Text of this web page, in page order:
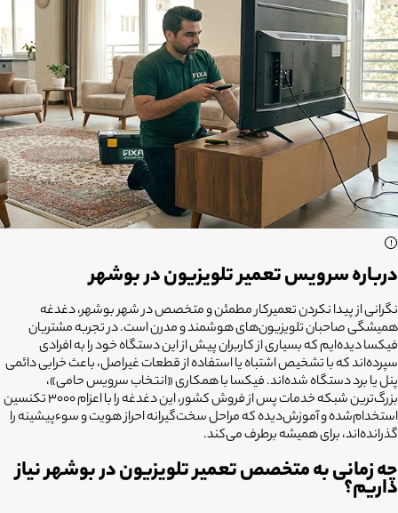
درباره سرویس تعمیر تلویزیون در بوشهر
نگرانی از پیدا نکردن تعمیرکار مطمئن و متخصص در شهر بوشهر، دغدغه
همیشگی صاحبان تلویزیون‌های هوشمند و مدرن است. در تجربه مشتریان
فیکسا دیده‌ایم که بسیاری از کاربران پیش از این دستگاه خود را به افرادی
سپرده‌اند که با تشخیص اشتباه یا استفاده از قطعات غیراصل، باعث خرابی دائمی
پنل یا برد دستگاه شده‌اند. فیکسا با همکاری «انتخاب سرویس حامی»،
بزرگ‌ترین شبکه خدمات پس از فروش کشور، این دغدغه را با اعزام ۳۰۰۰ تکنسین
استخدام‌شده و آموزش‌دیده که مراحل سخت‌گیرانه احراز هویت و سوءپیشینه را
گذرانده‌اند، برای همیشه برطرف می‌کند.
چه زمانی به متخصص تعمیر تلویزیون در بوشهر نیاز
داریم؟